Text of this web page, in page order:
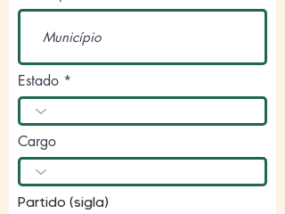
Estado
Cargo
Partido (sigla)